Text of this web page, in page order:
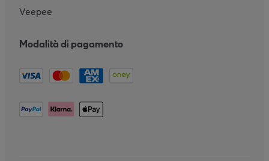
Veepee
Modalità di pagamento